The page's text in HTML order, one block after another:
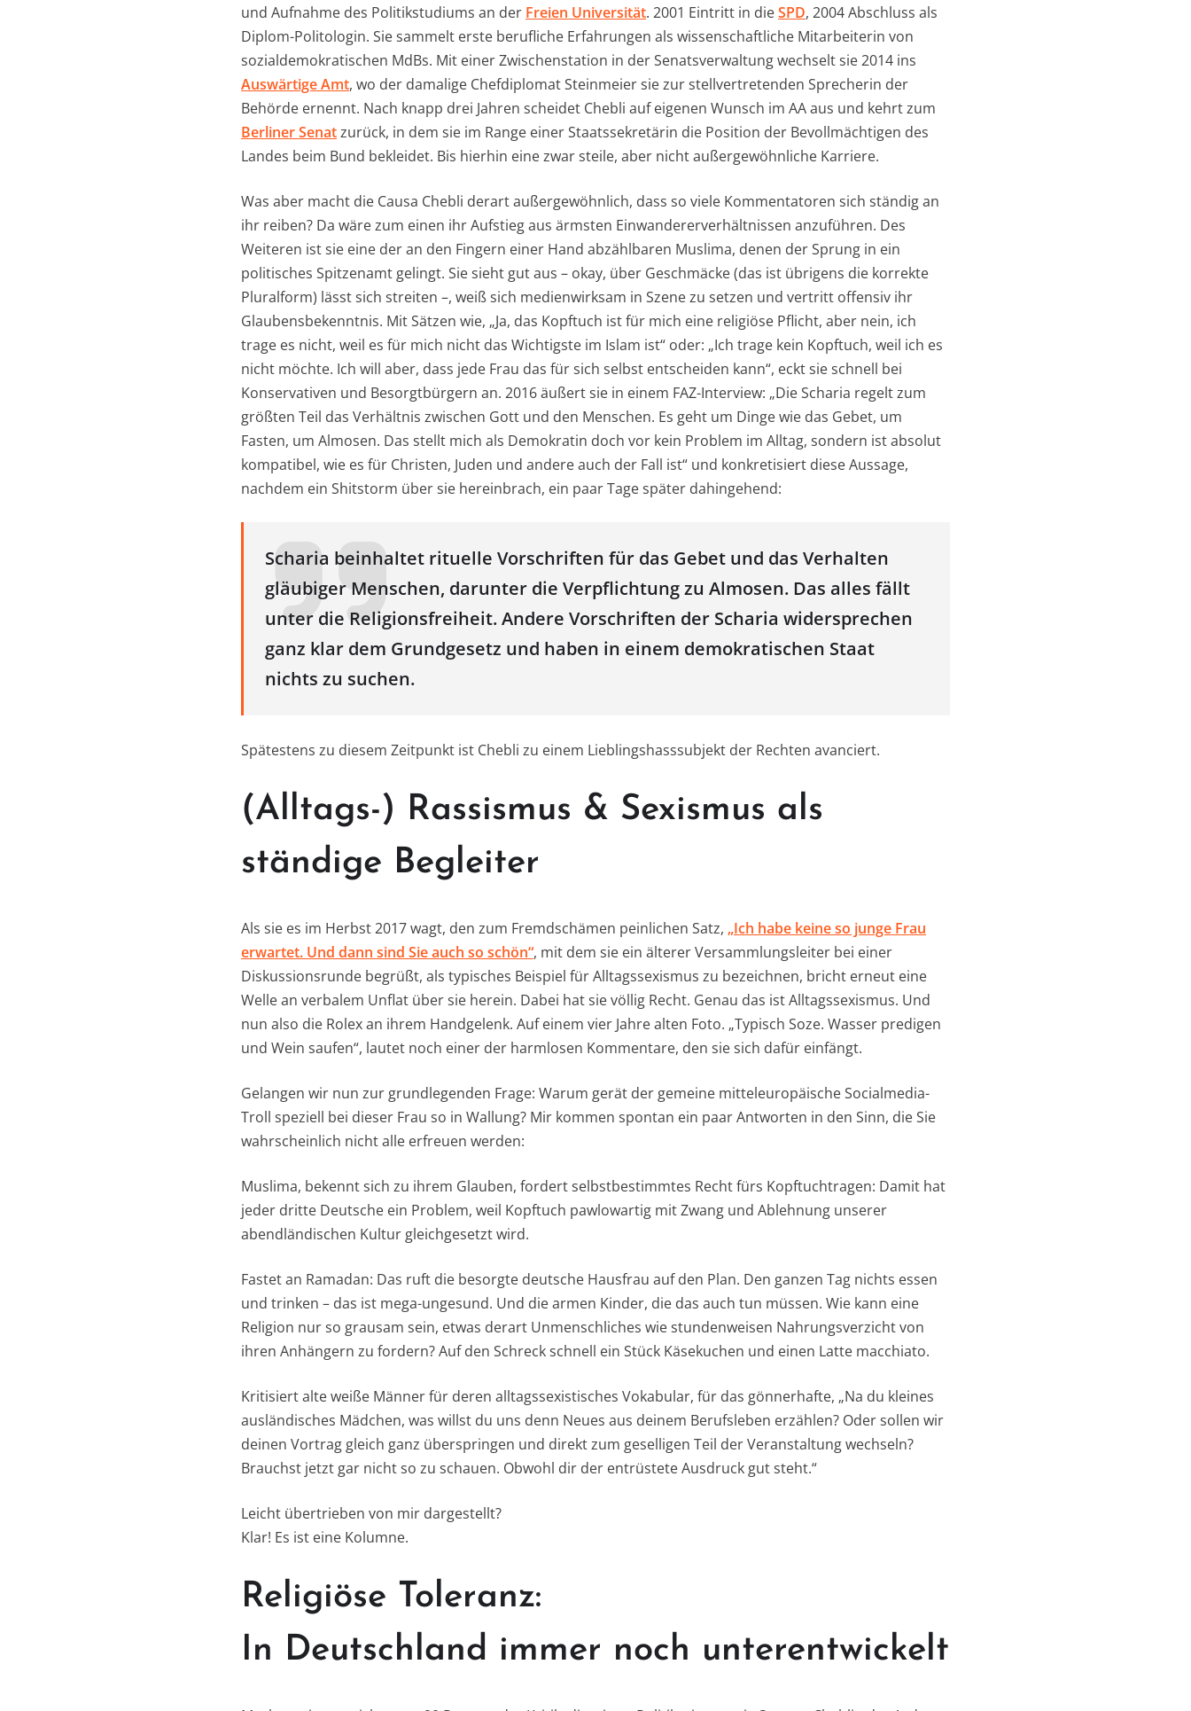
und Aufnahme des Politikstudiums an der Freien Universität. 2001 Eintritt in dieSPD, 2004 Abschluss als
Diplom-Politologin. Sie sammelt erste berufliche Erfahrungen als wissenschaftliche Mitarbeiterin von
sozialdemokratischen MdBs. Mit einer Zwischenstation in der Senatsverwaltung wechselt sie 2014 ins
Auswärtige Amt, wo der damalige Chefdiplomat Steinmeier sie zur stellvertretenden Sprecherin der
Behörde ernennt. Nach knapp drei Jahren scheidet Chebli auf eigenen Wunsch im AA aus und kehrt zum
Berliner Senatzurück, in dem sie im Range einer Staatssekretärin die Position der Bevollmächtigen des
Landes beim Bund bekleidet. Bis hierhin eine zwar steile, aber nicht außergewöhnliche Karriere.
Was aber macht die Causa Chebli derart außergewöhnlich, dass so viele Kommentatoren sich ständig an
ihr reiben? Da wäre zum einen ihr Aufstieg aus ärmsten Einwandererverhältnissen anzuführen. Des
Weiteren ist sie eine der an den Fingern einer Hand abzählbaren Muslima, denen der Sprung in ein
politisches Spitzenamt gelingt. Sie sieht gut aus – okay, über Geschmäcke (das ist übrigens die korrekte
Pluralform) lässt sich streiten –, weiß sich medienwirksam in Szene zu setzen und vertritt offensiv ihr
Glaubensbekenntnis. Mit Sätzen wie, „Ja, das Kopftuch ist für mich eine religiöse Pflicht, aber nein, ich
trage es nicht, weil es für mich nicht das Wichtigste im Islam ist“ oder: „Ich trage kein Kopftuch, weil ich es
nicht möchte. Ich will aber, dass jede Frau das für sich selbst entscheiden kann“, eckt sie schnell bei
Konservativen und Besorgtbürgern an. 2016 äußert sie in einem FAZ-Interview: „Die Scharia regelt zum
größten Teil das Verhältnis zwischen Gott und den Menschen. Es geht um Dinge wie das Gebet, um
Fasten, um Almosen. Das stellt mich als Demokratin doch vor kein Problem im Alltag, sondern ist absolut
kompatibel, wie es für Christen, Juden und andere auch der Fall ist“ und konkretisiert diese Aussage,
nachdem ein Shitstorm über sie hereinbrach, ein paar Tage später dahingehend:
Scharia beinhaltet rituelle Vorschriften für das Gebet und das Verhalten
gläubiger Menschen, darunter die Verpflichtung zu Almosen. Das alles fällt
unter die Religionsfreiheit. Andere Vorschriften der Scharia widersprechen
ganz klar dem Grundgesetz und haben in einem demokratischen Staat
nichts zu suchen.
Spätestens zu diesem Zeitpunkt ist Chebli zu einem Lieblingshasssubjekt der Rechten avanciert.
(Alltags-) Rassismus & Sexismus als
ständige Begleiter
Als sie es im Herbst 2017 wagt, den zum Fremdschämen peinlichen Satz, „Ich habe keine so junge Frau
erwartet. Und dann sind Sie auch so schön“, mit dem sie ein älterer Versammlungsleiter bei einer
Diskussionsrunde begrüßt, als typisches Beispiel für Alltagssexismus zu bezeichnen, bricht erneut eine
Welle an verbalem Unflat über sie herein. Dabei hat sie völlig Recht. Genau das ist Alltagssexismus. Und
nun also die Rolex an ihrem Handgelenk. Auf einem vier Jahre alten Foto. „Typisch Soze. Wasser predigen
und Wein saufen“, lautet noch einer der harmlosen Kommentare, den sie sich dafür einfängt.
Gelangen wir nun zur grundlegenden Frage: Warum gerät der gemeine mitteleuropäische Socialmedia-
Troll speziell bei dieser Frau so in Wallung? Mir kommen spontan ein paar Antworten in den Sinn, die Sie
wahrscheinlich nicht alle erfreuen werden:
Muslima, bekennt sich zu ihrem Glauben, fordert selbstbestimmtes Recht fürs Kopftuchtragen: Damit hat
jeder dritte Deutsche ein Problem, weil Kopftuch pawlowartig mit Zwang und Ablehnung unserer
abendländischen Kultur gleichgesetzt wird.
Fastet an Ramadan: Das ruft die besorgte deutsche Hausfrau auf den Plan. Den ganzen Tag nichts essen
und trinken – das ist mega-ungesund. Und die armen Kinder, die das auch tun müssen. Wie kann eine
Religion nur so grausam sein, etwas derart Unmenschliches wie stundenweisen Nahrungsverzicht von
ihren Anhängern zu fordern? Auf den Schreck schnell ein Stück Käsekuchen und einen Latte macchiato.
Kritisiert alte weiße Männer für deren alltagssexistisches Vokabular, für das gönnerhafte, „Na du kleines
ausländisches Mädchen, was willst du uns denn Neues aus deinem Berufsleben erzählen? Oder sollen wir
deinen Vortrag gleich ganz überspringen und direkt zum geselligen Teil der Veranstaltung wechseln?
Brauchst jetzt gar nicht so zu schauen. Obwohl dir der entrüstete Ausdruck gut steht.“
Leicht übertrieben von mir dargestellt?
Klar! Es ist eine Kolumne.
Religiöse Toleranz:
In Deutschland immer noch unterentwickelt